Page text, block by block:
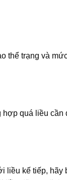
thể trạng và
quá liều cần
liều kế tiếp, hãy